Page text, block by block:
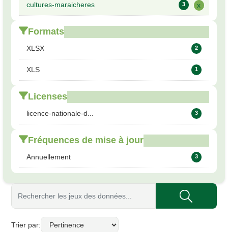
cultures-maraicheres 3 x
Formats
XLSX 2
XLS 1
Licenses
licence-nationale-d... 3
Fréquences de mise à jour
Annuellement 3
Trier par